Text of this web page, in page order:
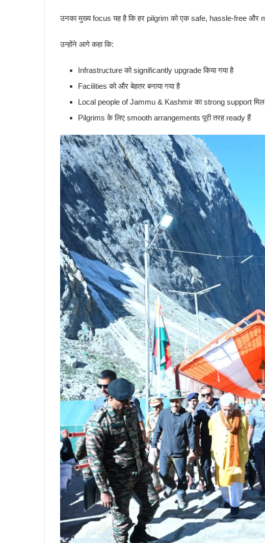
उनका मुख्य focus यह है कि हर pilgrim को एक safe, hassle-free और
उन्होंने आगे कहा कि:
Infrastructure को significantly upgrade किया गया है
Facilities को और बेहतर बनाया गया है
Local people of Jammu & Kashmir का strong support मिल
Pilgrims के लिए smooth arrangements पूरी तरह ready हैं